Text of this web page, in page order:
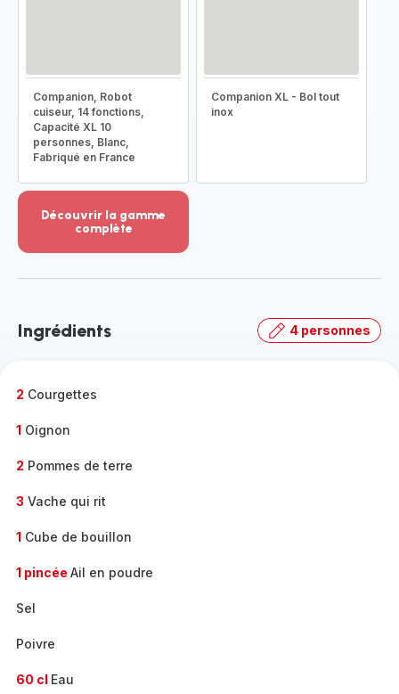
Companion, Robot
cuiseur, 14 fonctions,
Capacité XL 10
personnes, Blanc,
Fabriqué en France
Companion XL - Bol tout
inox
Découvrir la gamme
complète
-
gamme
Ingrédients 4 personnes
2 Courgettes
1 Oignon
2 Pommes de terre
3 Vache qui rit
1 Cube de bouillon
1 pincée Ail en poudre
Sel
Poivre
60 cl Eau